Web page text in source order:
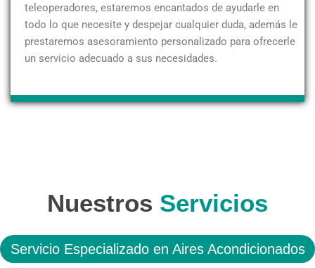
teleoperadores, estaremos encantados de ayudarle en
todo lo que necesite y despejar cualquier duda, además le
prestaremos asesoramiento personalizado para ofrecerle
un servicio adecuado a sus necesidades.
Nuestros Servicios
Servicio Especializado en Aires Acondicionados